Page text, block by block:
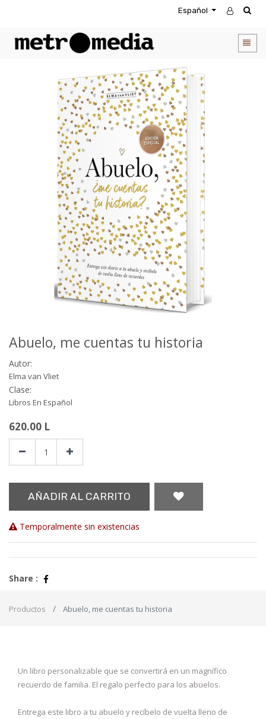
Español
Abuelo, me cuentas tu historia
Autor:
Elma van Vliet
Clase:
Libros En Español
620.00 L
AÑADIR AL CARRITO
Temporalmente sin existencias
Share :
Productos Abuelo, me cuentas tu historia
Un libro personalizable que se convertirá en un magnífico
recuerdo de familia. El regalo perfecto para los abuelos.
Entrega este libro a tu abuelo y recíbelo de vuelta lleno de